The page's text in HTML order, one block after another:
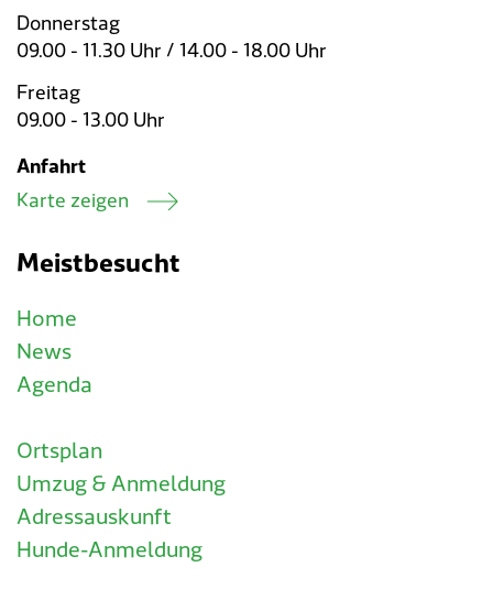
Donnerstag
09.00 - 11.30 Uhr / 14.00 - 18.00 Uhr
Freitag
09.00 - 13.00 Uhr
Anfahrt
Karte zeigen
Meistbesucht
Home
News
Agenda
Ortsplan
Umzug & Anmeldung
Adressauskunft
Hunde-Anmeldung